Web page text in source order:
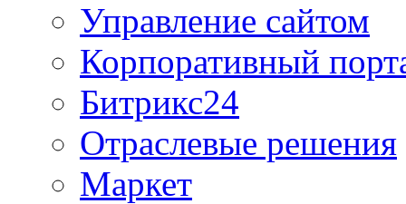
Управление сайтом
Корпоративный
Битрикс24
Отраслевые решения
Маркет